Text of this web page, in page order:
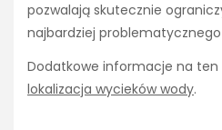
pozwalają skutecznie
najbardziej
Dodatkowe informacje na
lokalizacja wycieków wody.